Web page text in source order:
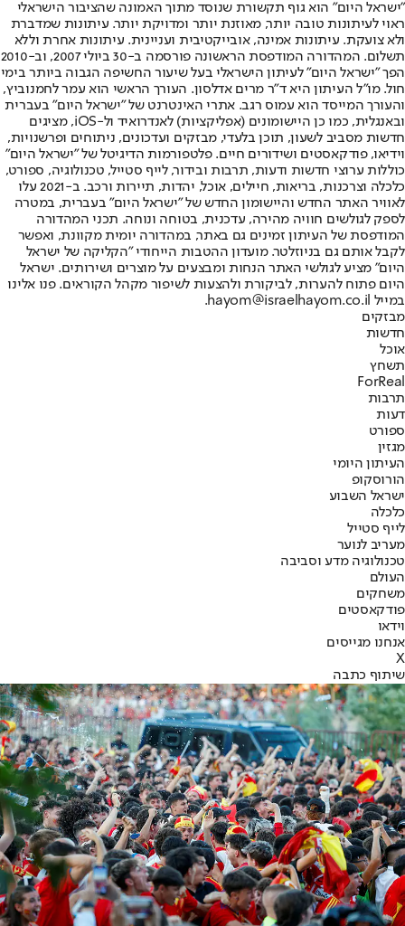
"ישראל היום" הוא גוף תקשורת שנוסד מתוך האמונה שהציבור הישראלי
ראוי לעיתונות טובה יותר, מאוזנת יותר ומדויקת יותר. עיתונות שמדברת
ולא צועקת. עיתונות אמינה, אובייקטיבית ועניינית. עיתונות אחרת וללא
תשלום. המהדורה המודפסת הראשונה פורסמה ב-30 ביולי 2007, וב-2010
הפך "ישראל היום" לעיתון הישראלי בעל שיעור החשיפה הגבוה ביותר בימי
חול. מו"ל העיתון היא ד"ר מרים אדלסון. העורך הראשי הוא עמר לחמנוביץ,
והעורך המייסד הוא עמוס רגב. אתרי האינטרנט של "ישראל היום" בעברית
ובאנגלית, כמו כן היישומונים (אפליקציות) לאנדרואיד ול-iOS, מציגים
חדשות מסביב לשעון, תוכן בלעדי, מבזקים ועדכונים, ניתוחים ופרשנויות,
וידיאו, פודקאסטים ושידורים חיים. פלטפורמות הדיגיטל של "ישראל היום"
כוללות ערוצי חדשות ודעות, תרבות ובידור, לייף סטייל, טכנולוגיה, ספורט,
כלכלה וצרכנות, בריאות, חיילים, אוכל, יהדות, תיירות ורכב. ב-2021 עלו
לאוויר האתר החדש והיישומון החדש של "ישראל היום" בעברית, במטרה
לספק לגולשים חוויה מהירה, עדכנית, בטוחה ונוחה. תכני המהדורה
המודפסת של העיתון זמינים גם באתר, במהדורה יומית מקוונת, ואפשר
לקבל אותם גם בניוזלטר. מועדון ההטבות הייחודי "הקליקה של ישראל
היום" מציע לגולשי האתר הנחות ומבצעים על מוצרים ושירותים. ישראל
היום פתוח להערות, לביקורת ולהצעות לשיפור מקהל הקוראים. פנו אלינו
במייל hayom@israelhayom.co.il.
מבזקים
חדשות
אוכל
תשחץ
ForReal
תרבות
דעות
ספורט
מגזין
העיתון היומי
הורוסקופ
ישראל השבוע
כלכלה
לייף סטייל
מעריב לנוער
טכנולוגיה מדע וסביבה
העולם
משחקים
פודקאסטים
וידאו
אנחנו מגייסים
X
שיתוף כתבה